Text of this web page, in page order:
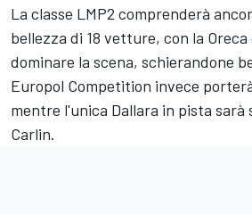
La classe LMP2 comprenderà
bellezza di 18 vetture, con la
dominare la scena, schierandone
Europol Competition invece
mentre l'unica Dallara in pista sarà
Carlin.